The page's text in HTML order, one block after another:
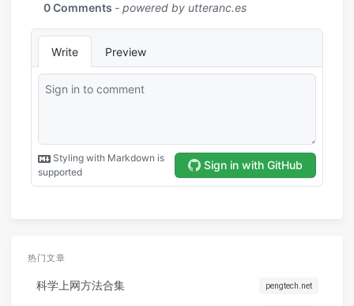
热门文章
科学上网方法合集 pengtech.net